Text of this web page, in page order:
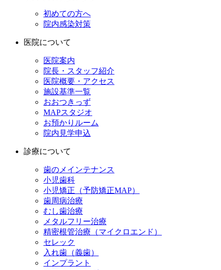
初めての方へ
院内感染対策
医院について
医院案内
院長・スタッフ紹介
医院概要・アクセス
施設基準一覧
おおつきっず
MAPスタジオ
お預かりルーム
院内見学申込
診療について
歯のメインテナンス
小児歯科
小児矯正（予防矯正MAP）
歯周病治療
むし歯治療
メタルフリー治療
精密根管治療（マイクロエンド）
セレック
入れ歯（義歯）
インプラント